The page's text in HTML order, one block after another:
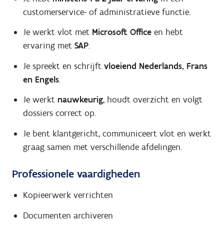
customerservice- of administratieve functie.
Je werkt vlot met Microsoft Officeen hebt
ervaring met SAP.
Je spreekt en schrijft vloeiend Nederlands, Frans
en Engels.
Je werkt nauwkeurig, houdt overzicht en volgt
dossiers correct op.
Je bent klantgericht, communiceert vlot en werkt
graag samen met verschillende afdelingen.
Professionele vaardigheden
Kopieerwerk verrichten
Documenten archiveren